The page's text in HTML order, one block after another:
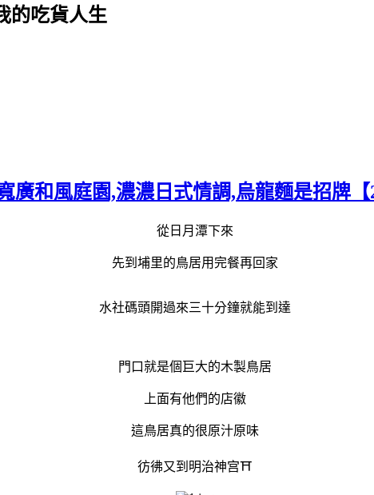
的吃貨人生
廣和風庭園,濃濃日式情調,烏龍麵是招牌【
從日月潭下來
先到埔里的鳥居用完餐再回家
水社碼頭開過來三十分鐘就能到達
門口就是個巨大的木製鳥居
上面有他們的店徽
這鳥居真的很原汁原味
彷彿又到明治神宫⛩